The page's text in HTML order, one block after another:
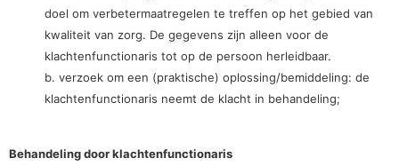
doel om verbetermaatregelen te treffen op het gebied van
kwaliteit van zorg. De gegevens zijn alleen voor de
klachtenfunctionaris tot op de persoon herleidbaar.
b. verzoek om een (praktische) oplossing/bemiddeling: de
klachtenfunctionaris neemt de klacht in behandeling;
Behandeling door klachtenfunctionaris